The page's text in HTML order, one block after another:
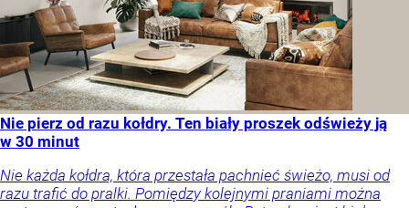
Nie pierz od razu kołdry. Ten biały proszek odświeży ją
w 30 minut
Nie każda kołdra, która przestała pachnieć świeżo, musi od
razu trafić do pralki. Pomiędzy kolejnymi praniami można